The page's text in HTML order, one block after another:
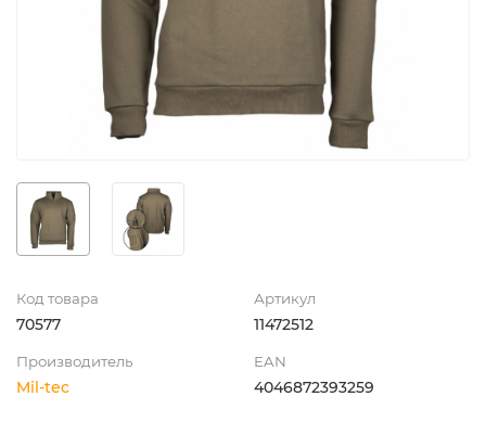
Код товара
70577
Артикул
11472512
Производитель
Mil-tec
EAN
4046872393259